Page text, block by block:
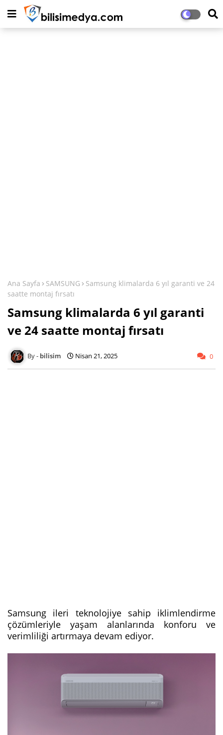
Ana Sayfa SAMSUNG
Samsung klimalarda 6 yıl garanti ve 24
saatte montaj fırsatı
Samsung klimalarda 6 yıl garanti
ve 24 saatte montaj fırsatı
bilisim Nisan 21, 2025 0
Samsung ileri teknolojiye sahip iklimlendirme
çözümleriyle yaşam alanlarında konforu ve
verimliliği artırmaya devam ediyor.